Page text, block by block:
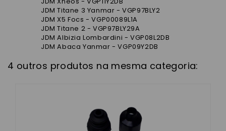
JDM Titane 3 Yanmar - VGP97BLY2
JDM X5 Focs - VGP00089L1A
JDM Titane 2 - VGP97BLY29A
JDM Albizia Lombardini - VGP08L2DB
JDM Abaca Yanmar - VGP09Y2DB
4 outros produtos na mesma categoria: